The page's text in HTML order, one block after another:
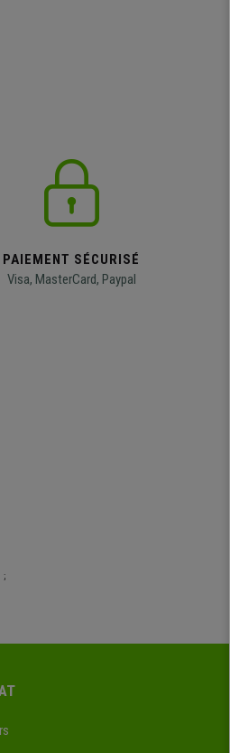
PAIEMENT SÉCURISÉ
Visa, MasterCard, Paypal
;